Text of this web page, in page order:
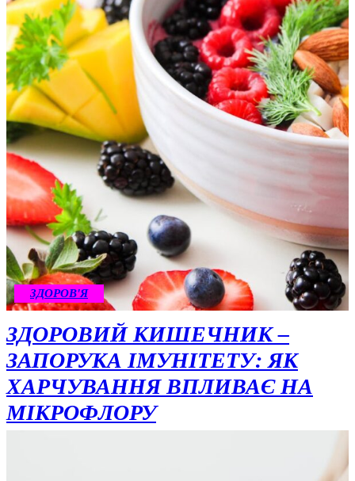
ЗДОРОВ'Я
ЗДОРОВИЙ КИШЕЧНИК –
ЗАПОРУКА ІМУНІТЕТУ: ЯК
ХАРЧУВАННЯ ВПЛИВАЄ НА
МІКРОФЛОРУ